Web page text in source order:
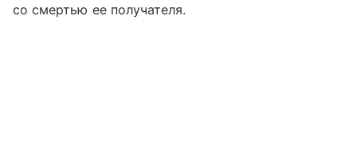
со смертью ее получателя.